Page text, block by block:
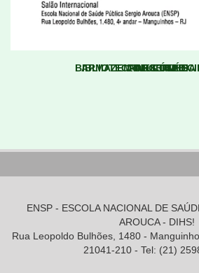
ARMAZEM DOPARCERIAS
LINKS ÚTEIS
BIBLIOTECA MULTIMÍDIA
ENSP - ESCOLA NACIONAL DE
AROUCA - DIHS!
Rua Leopoldo Bulhões, 1480 -
21041-210 - Tel: (21)